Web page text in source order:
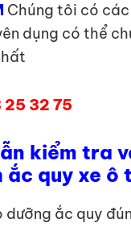
Chúng tôi có
dụng có thể
32 75
kiểm tra
ắc quy xe ô
dưỡng ắc quy